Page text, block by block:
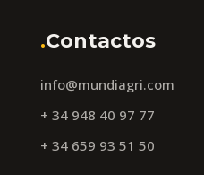
.Contactos
info@mundiagri.com
+ 34 948 40 97 77
+ 34 659 93 51 50